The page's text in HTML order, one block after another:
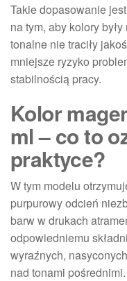
Takie dopasowanie
na tym, aby kolory
tonalne nie traciły
mniejsze ryzyko
stabilnością pracy.
Kolor
ml – co to
praktyce?
W tym modelu
purpurowy odcień
barw w drukach
odpowiedniemu
wyraźnych,
nad tonami pośrednimi.